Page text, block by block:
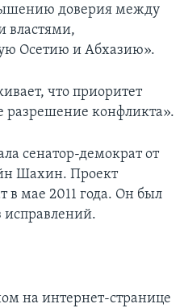
доверия между
властями,
Осетию и Абхазию».
что приоритет
конфликта».
сенатор-демократ от
Шахин. Проект
в мае 2011 года. Он был
исправлений.
на интернет-странице